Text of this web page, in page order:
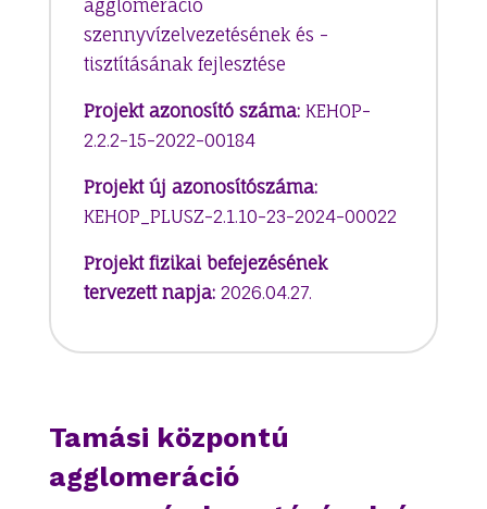
agglomeráció
szennyvízelvezetésének és -
tisztításának fejlesztése
Projekt azonosító száma: KEHOP-
2.2.2-15-2022-00184
Projekt új azonosítószáma:
KEHOP_PLUSZ-2.1.10-23-2024-00022
Projekt fizikai befejezésének
tervezett napja:2026.04.27.
Tamási központú
agglomeráció